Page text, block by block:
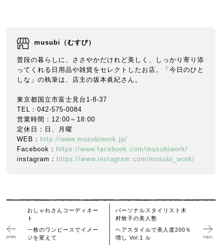
musubi（むすび）
普段の暮らしに、ささやかだけれど美しく、しっかり寄り添
ってくれる日用品や雑貨をセレクトしたお店。「今日のひと
しな」の執筆は、店主の坂本眞紀さん。
東京都国立市富士見台1-8-37
TEL：042-575-0084
営業時間：12:00～18:00
定休日：日、月曜
WEB： http://www.musubiwork.jp/
Facebook： https://www.facebook.com/musubiwork/
instagram： https://www.instagram.com/musubi_work/
おしゃれさんコーディネー
ト
一枚のワンピースでイメー
ジを変えて
パーソナルスタイリスト木
村牧子の美人塾
ヘアスタイルで美人度200％
増し Vol.1 ル